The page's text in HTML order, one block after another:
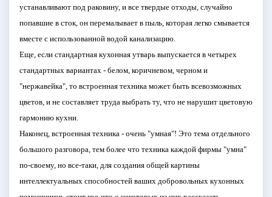
устанавливают под раковину, и все твердые отходы, случайно
попавшие в сток, он перемалывает в пыль, которая легко смывается
вместе с использованной водой канализацию.
Еще, если стандартная кухонная утварь выпускается в четырех
стандартных вариантах - белом, коричневом, черном и
"нержавейка", то встроенная техника может быть всевозможных
цветов, и не составляет труда выбрать ту, что не нарушит цветовую
гармонию кухни.
Наконец, встроенная техника - очень "умная"! Это тема отдельного
большого разговора, тем более что техника каждой фирмы "умна"
по-своему, но все-таки, для создания общей картины
интеллектуальных способностей ваших добровольных кухонных